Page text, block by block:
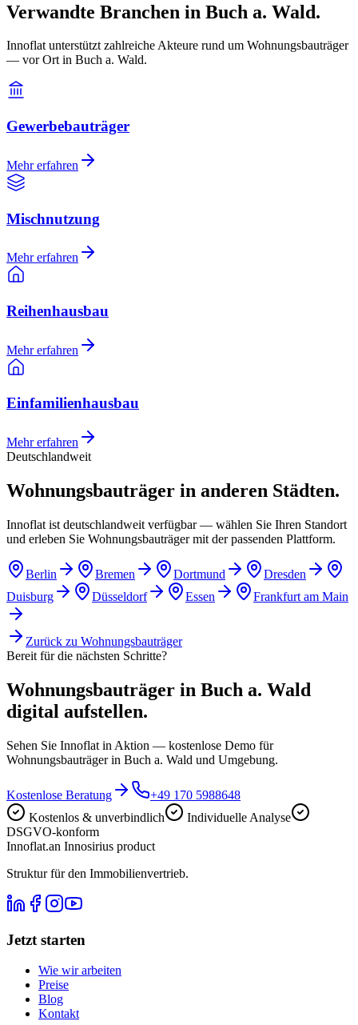
Verwandte Branchen in Buch a. Wald.
Innoflat unterstützt zahlreiche Akteure rund um Wohnungsbauträger
— vor Ort in Buch a. Wald.
Gewerbebauträger
Mehr erfahren
Mischnutzung
Mehr erfahren
Reihenhausbau
Mehr erfahren
Einfamilienhausbau
Mehr erfahren
Deutschlandweit
Wohnungsbauträger in anderen Städten.
Innoflat ist deutschlandweit verfügbar — wählen Sie Ihren Standort
und erleben Sie Wohnungsbauträger mit der passenden Plattform.
Berlin Bremen Dortmund
Dresden
Duisburg
Düsseldorf Essen Frankfurt am Main
Zurück zu Wohnungsbauträger
Bereit für die nächsten Schritte?
Wohnungsbauträger in Buch a. Wald
digital aufstellen.
Sehen Sie Innoflat in Aktion — kostenlose Demo für
Wohnungsbauträger in Buch a. Wald und Umgebung.
Kostenlose Beratung
+49 170 5988648
Kostenlos & unverbindlich
Individuelle Analyse
DSGVO-konform
Innoflat.an Innosirius product
Struktur für den Immobilienvertrieb.
Jetzt starten
Wie wir arbeiten
Preise
Blog
Kontakt